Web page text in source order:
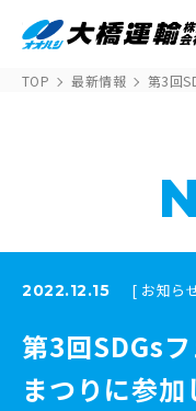
TOP 最新情報 第3回
2022.12.15 [ お知ら
第3回SDGs
まつりに参加